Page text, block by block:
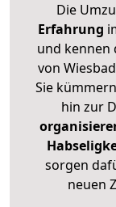
Die
Erfahrung
und kennen
von
Sie
hin zur
sorgen
neuen